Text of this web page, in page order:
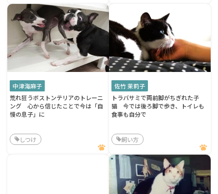
中津海麻子
荒れ狂うボストンテリアのトレーニ
ング 心から信じたことで今は「自
慢の息子」に
しつけ
佐竹 茉莉子
トラバサミで両前脚がちぎれた子
猫 今では後ろ脚で歩き、トイレも
食事も自分で
飼い方